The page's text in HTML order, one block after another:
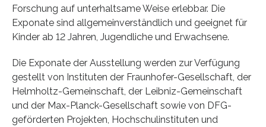
Forschung auf unterhaltsame Weise erlebbar. Die
Exponate sind allgemeinverständlich und geeignet für
Kinder ab 12 Jahren, Jugendliche und Erwachsene.
Die Exponate der Ausstellung werden zur Verfügung
gestellt von Instituten der Fraunhofer-Gesellschaft, der
Helmholtz-Gemeinschaft, der Leibniz-Gemeinschaft
und der Max-Planck-Gesellschaft sowie von DFG-
geförderten Projekten, Hochschulinstituten und